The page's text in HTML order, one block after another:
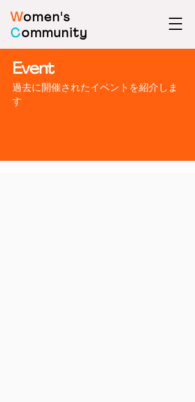
Women's
Community
Event
​過去に開催されたイベントを紹介しま
す